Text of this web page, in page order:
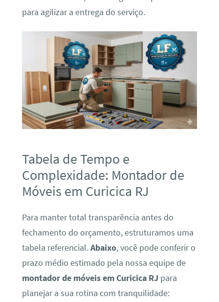
para agilizar a entrega do serviço.
Tabela de Tempo e
Complexidade: Montador de
Móveis em Curicica RJ
Para manter total transparência antes do
fechamento do orçamento, estruturamos uma
tabela referencial.Abaixo, você pode conferir o
prazo médio estimado pela nossa equipe de
montador de móveis em Curicica RJ para
planejar a sua rotina com tranquilidade: